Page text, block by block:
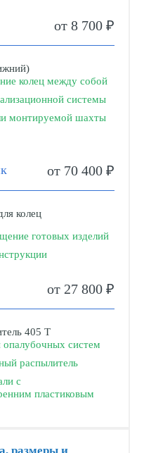
от 8 700 ₽
колец между собой
системы
монтируемой шахты
от 70 400 ₽
готовых изделий
от 27 800 ₽
опалубочных систем
распылитель
с
пластиковым